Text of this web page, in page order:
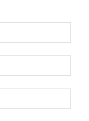
:*
:*
: